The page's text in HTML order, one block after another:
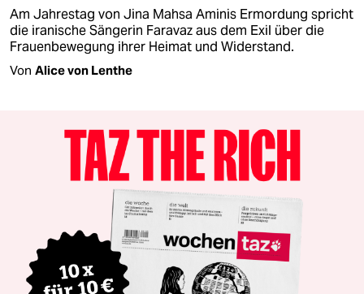
Am Jahrestag von Jina Mahsa Aminis Ermordung spricht
die iranische Sängerin Faravaz aus dem Exil über die
Frauenbewegung ihrer Heimat und Widerstand.
Von Alice von Lenthe